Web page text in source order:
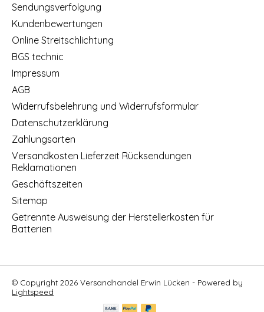
Sendungsverfolgung
Kundenbewertungen
Online Streitschlichtung
BGS technic
Impressum
AGB
Widerrufsbelehrung und Widerrufsformular
Datenschutzerklärung
Zahlungsarten
Versandkosten Lieferzeit Rücksendungen
Reklamationen
Geschäftszeiten
Sitemap
Getrennte Ausweisung der Herstellerkosten für
Batterien
© Copyright 2026 Versandhandel Erwin Lücken - Powered by
Lightspeed